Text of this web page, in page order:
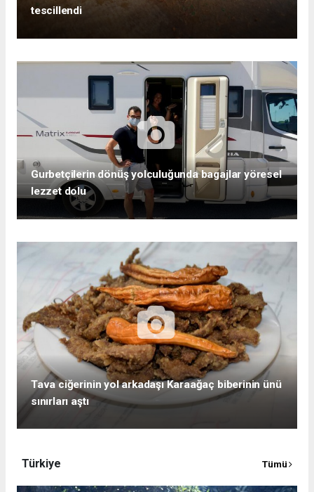
tescillendi
Gurbetçilerin dönüş yolculuğunda bagajlar yöresel
lezzet dolu
Tava ciğerinin yol arkadaşı Karaağaç biberinin ünü
sınırları aştı
Türkiye Tümü